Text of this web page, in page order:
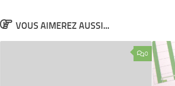
VOUS AIMEREZ AUSSI...
0